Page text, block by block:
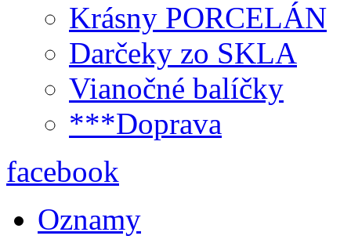
Krásny PORCELÁN
Darčeky zo SKLA
Vianočné balíčky
***Doprava
facebook
Oznamy